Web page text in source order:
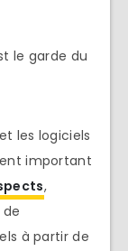
le garde du
les logiciels
important
,
à partir de